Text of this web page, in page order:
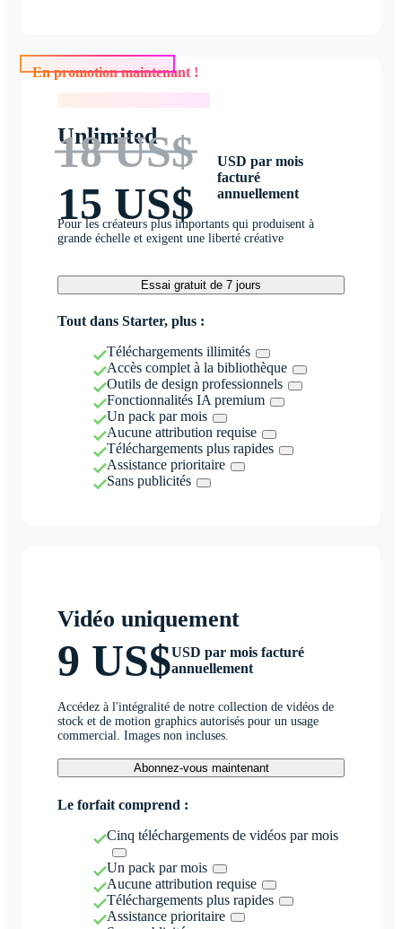
En promotion maintenant !
Unlimited
18 US$
15 US$
USD par mois
facturé
annuellement
Pour les créateurs plus importants qui produisent à
grande échelle et exigent une liberté créative
Essai gratuit de 7 jours
Tout dans Starter, plus :
Téléchargements illimités
Accès complet à la bibliothèque
Outils de design professionnels
Fonctionnalités IA premium
Un pack par mois
Aucune attribution requise
Téléchargements plus rapides
Assistance prioritaire
Sans publicités
Vidéo uniquement
9 US$USD par mois facturé
annuellement
Accédez à l'intégralité de notre collection de vidéos de
stock et de motion graphics autorisés pour un usage
commercial. Images non incluses.
Abonnez-vous maintenant
Le forfait comprend :
Cinq téléchargements de vidéos par mois
Un pack par mois
Aucune attribution requise
Téléchargements plus rapides
Assistance prioritaire